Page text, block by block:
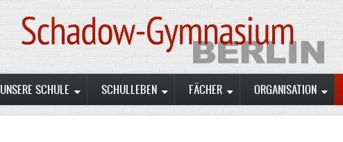
UNSERE SCHULE SCHULLEBEN FÄCHER ORGANISATION